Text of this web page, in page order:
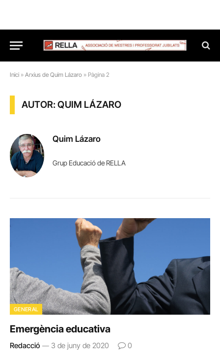
Inici » Arxius de Quim Lázaro » Pàgina 2
AUTOR: QUIM LÁZARO
Quim Lázaro
Grup Educació de RELLA
GENERAL
Emergència educativa
Redacció 3 de juny de 2020 0